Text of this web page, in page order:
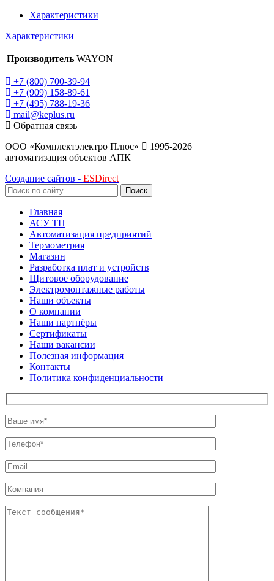
Характеристики
Характеристики
Производитель WAYON
+7 (800) 700-39-94
+7 (909) 158-89-61
+7 (495) 788-19-36
mail@keplus.ru
Обратная связь
ООО «Комплектэлектро Плюс»
1995-2026
автоматизация объектов АПК
Создание сайтов - ESDirect
Поиск
Главная
АСУ ТП
Автоматизация предприятий
Термометрия
Магазин
Разработка плат и устройств
Щитовое оборудование
Электромонтажные работы
Наши объекты
О компании
Наши партнёры
Сертификаты
Наши вакансии
Полезная информация
Контакты
Политика конфиденциальности